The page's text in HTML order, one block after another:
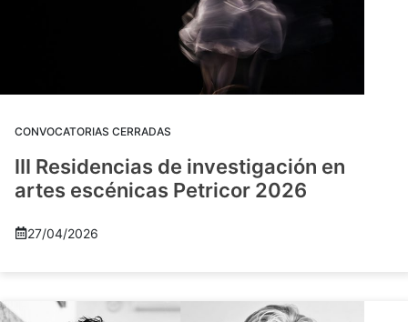
CONVOCATORIAS CERRADAS
III Residencias de investigación en
artes escénicas Petricor 2026
27/04/2026